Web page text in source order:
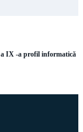
a IX -a profil informatică